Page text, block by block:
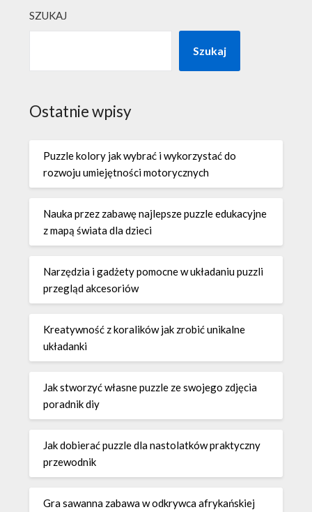
SZUKAJ
Szukaj
Ostatnie wpisy
Puzzle kolory jak wybrać i wykorzystać do
rozwoju umiejętności motorycznych
Nauka przez zabawę najlepsze puzzle edukacyjne
z mapą świata dla dzieci
Narzędzia i gadżety pomocne w układaniu puzzli
przegląd akcesoriów
Kreatywność z koralików jak zrobić unikalne
układanki
Jak stworzyć własne puzzle ze swojego zdjęcia
poradnik diy
Jak dobierać puzzle dla nastolatków praktyczny
przewodnik
Gra sawanna zabawa w odkrywca afrykańskiej